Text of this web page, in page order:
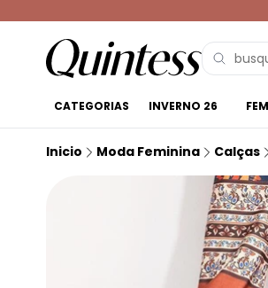
CATEGORIAS INVERNO 26
Inicio Moda Feminina Calças